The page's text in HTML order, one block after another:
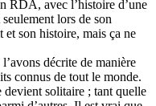
RDA, avec l’histoire d’une
lors de son
et son histoire, mais ça ne
décrite de manière
connus de tout le monde.
devient solitaire ; tant quelle